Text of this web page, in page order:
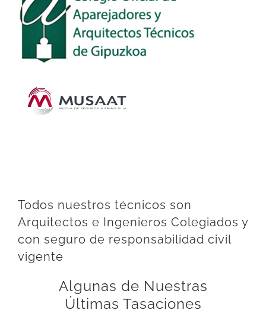
Todos nuestros técnicos son
Arquitectos e Ingenieros Colegiados y
con seguro de responsabilidad civil
vigente
Algunas de Nuestras
Últimas Tasaciones